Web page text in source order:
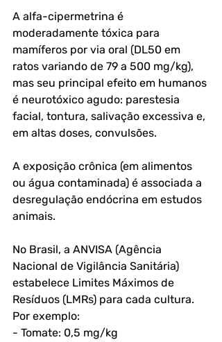
A alfa-cipermetrina é
moderadamente tóxica para
mamíferos por via oral (DL50 em
ratos variando de 79 a 500 mg/kg),
mas seu principal efeito em humanos
é neurotóxico agudo: parestesia
facial, tontura, salivação excessiva e,
em altas doses, convulsões.
A exposição crônica (em alimentos
ou água contaminada) é associada a
desregulação endócrina em estudos
animais.
No Brasil, a ANVISA (Agência
Nacional de Vigilância Sanitária)
estabelece Limites Máximos de
Resíduos (LMRs) para cada cultura.
Por exemplo:
- Tomate: 0,5 mg/kg